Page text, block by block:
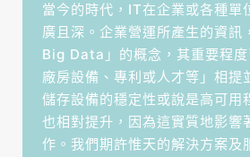
當今的時代，IT在企業或各種單
廣且深。企業營運所產生的資訊
Big Data」的概念，其重要程度
廠房設備、專利或人才等」相提
儲存設備的穩定性或說是高可用
也相對提升，因為這實質地影響
作。我們期許惟天的解決方案及